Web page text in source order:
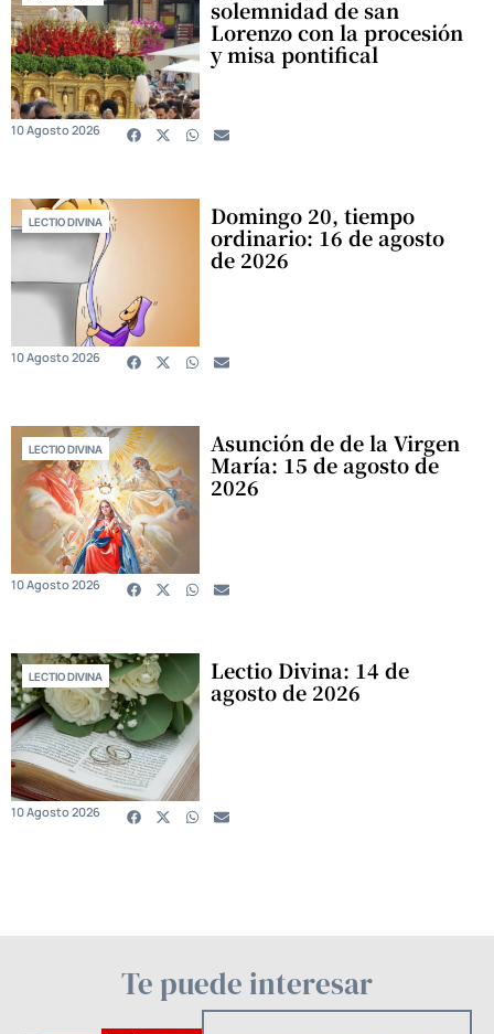
solemnidad de san
Lorenzo con la procesión
y misa pontifical
10 Agosto 2026
LECTIO DIVINA Domingo 20, tiempo
ordinario: 16 de agosto
de 2026
10 Agosto 2026
LECTIO DIVINA Asunción de de la Virgen
María: 15 de agosto de
2026
10 Agosto 2026
LECTIO DIVINA Lectio Divina: 14 de
agosto de 2026
10 Agosto 2026
Te puede interesar